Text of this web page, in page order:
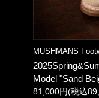
MUSHMANS
Model "Sand
81,000円(税込